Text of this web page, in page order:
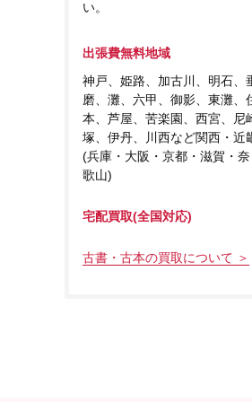
い。
出張費無料地域
神戸、姫路、加古川、明石、
磨、灘、六甲、御影、東灘、
本、芦屋、苦楽園、西宮、尼
塚、伊丹、川西など関西・近
(兵庫・大阪・京都・滋賀・
歌山)
宅配買取(全国対応)
古書・古本の買取について ＞